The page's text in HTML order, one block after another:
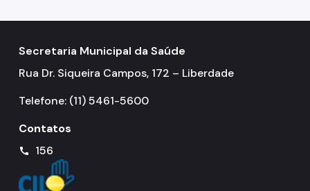
Secretaria Municipal da Saúde
Rua Dr. Siqueira Campos, 172 – Liberdade
Telefone: (11) 5461-5600
Contatos
call 156